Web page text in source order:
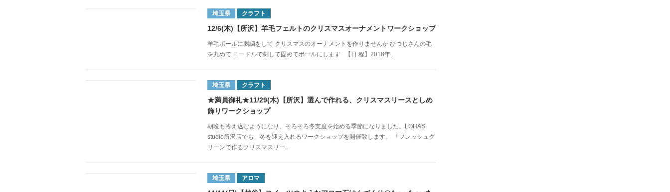
埼玉県 クラフト
12/6(木)【所沢】羊毛フェルトのクリスマスオーナメントワークショップ
羊毛ボールに刺繍をして クリスマスのオーナメントを作りませんか ひつじさんの毛
を丸めて ニードルで刺して固めてボールにします 【日 程】2018年...
埼玉県 クラフト
★満員御礼★11/29(木)【所沢】選んで作れる、クリスマスリースとしめ
飾りワークショップ
朝晩も冷え込むようになり、そろそろ冬支度を始める季節になりました。LOHAS
studio所沢店でも、冬を迎え入れるワークショップを開催致します。 「フレッシュグ
リーンで作るクリスマスリー...
埼玉県 アロマ